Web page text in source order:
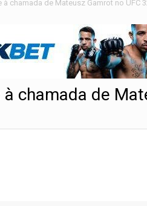
chamada de Mateusz Gamrot no UFC
chamada de